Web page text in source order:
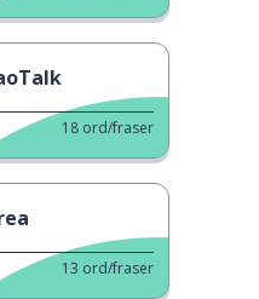
18 ord/fraser
13 ord/fraser